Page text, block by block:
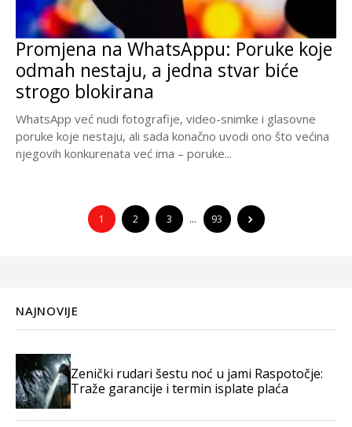
Promjena na WhatsAppu: Poruke koje
odmah nestaju, a jedna stvar biće
strogo blokirana
WhatsApp već nudi fotografije, video-snimke i glasovne
poruke koje nestaju, ali sada konačno uvodi ono što većina
njegovih konkurenata već ima – poruke...
1 2 3 … 93
NAJNOVIJE
Zenički rudari šestu noć u jami Raspotočje:
Traže garancije i termin isplate plaća